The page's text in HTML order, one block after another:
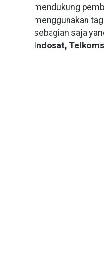
mendukung
menggunakan
sebagian saja
Indosat,